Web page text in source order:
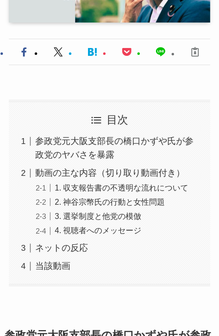
目次
参政党元大阪支部長の橋口かずや氏が参
政党のヤバさを暴露
動画の主な内容（切り取り動画付き）
1. 収支報告書の不透明な流れについて
2. 神谷宗幣氏の行動と女性問題
3. 選挙制度と他党の模倣
4. 視聴者へのメッセージ
ネットの反応
当該動画